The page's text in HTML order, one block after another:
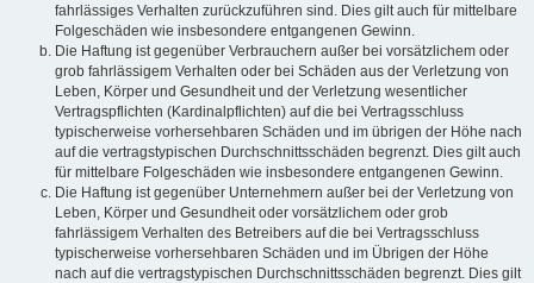
fahrlässiges Verhalten zurückzuführen sind. Dies gilt auch für mittelbare
Folgeschäden wie insbesondere entgangenen Gewinn.
Die Haftung ist gegenüber Verbrauchern außer bei vorsätzlichem oder
grob fahrlässigem Verhalten oder bei Schäden aus der Verletzung von
Leben, Körper und Gesundheit und der Verletzung wesentlicher
Vertragspflichten (Kardinalpflichten) auf die bei Vertragsschluss
typischerweise vorhersehbaren Schäden und im übrigen der Höhe nach
auf die vertragstypischen Durchschnittsschäden begrenzt. Dies gilt auch
für mittelbare Folgeschäden wie insbesondere entgangenen Gewinn.
Die Haftung ist gegenüber Unternehmern außer bei der Verletzung von
Leben, Körper und Gesundheit oder vorsätzlichem oder grob
fahrlässigem Verhalten des Betreibers auf die bei Vertragsschluss
typischerweise vorhersehbaren Schäden und im Übrigen der Höhe
nach auf die vertragstypischen Durchschnittsschäden begrenzt. Dies gilt